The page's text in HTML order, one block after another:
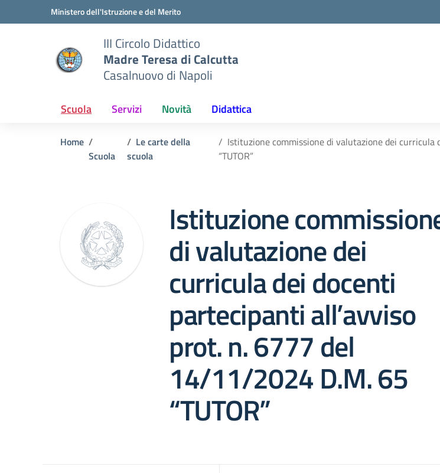
Vai ai contenuti
Vai al menu di navigazioneMinistero dell'Istruzione e del Merito
III Circolo Didattico
Madre Teresa di Calcutta
Casalnuovo di Napoli
Scuola Servizi Novità Didattica
Home
Scuola
Le carte della
scuola
Istituzione commissione di valutazione dei
“TUTOR”
Istituzione
di valutazione dei
curricula dei docenti
partecipanti all’avviso
prot. n. 6777 del
14/11/2024 D.M. 65
“TUTOR”